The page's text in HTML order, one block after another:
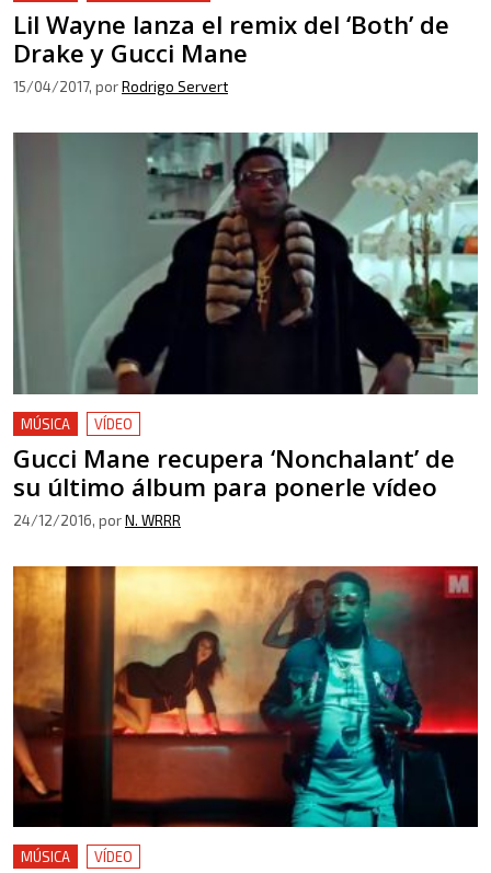
Lil Wayne lanza el remix del ‘Both’ de
Drake y Gucci Mane
15/04/2017, porRodrigo Servert
MÚSICA VÍDEO
Gucci Mane recupera ‘Nonchalant’ de
su último álbum para ponerle vídeo
24/12/2016, porN. WRRR
MÚSICA VÍDEO